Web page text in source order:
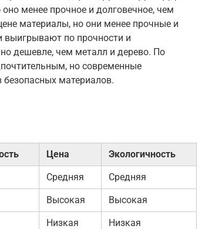
менее прочное и долговечное, чем
материалы, но они менее прочные и
выигрывают по прочности и
дешевле, чем металл и дерево. По
но современные
безопасных материалов.
Цена Экологичность
Средняя Средняя
Высокая Высокая
Низкая Низкая